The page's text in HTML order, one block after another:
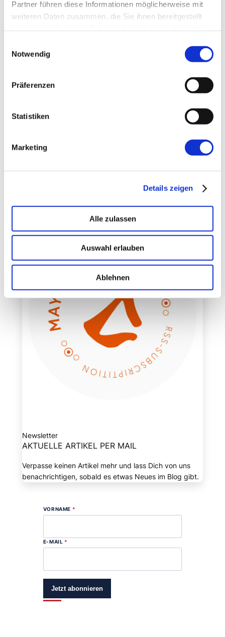
Partner führen diese Informationen möglicherweise mit
weiteren Daten zusammen, die Sie ihnen bereitgestellt
Notwendig
Präferenzen
Statistiken
Marketing
Details zeigen
Alle zulassen
Auswahl erlauben
Ablehnen
E-Mail-Adresse *
Website
← Vorherige:
Newsletter
AKTUELLE ARTIKEL PER MAIL
Verpasse keinen Artikel mehr und lass Dich von uns
benachrichtigen, sobald es etwas Neues im Blog gibt.
VORNAME *
E-MAIL *
Jetzt abonnieren